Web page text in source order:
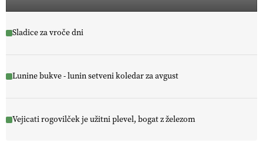
Sladice za vroče dni
Lunine bukve - lunin setveni koledar za avgust
Vejicati rogovilček je užitni plevel, bogat z železom